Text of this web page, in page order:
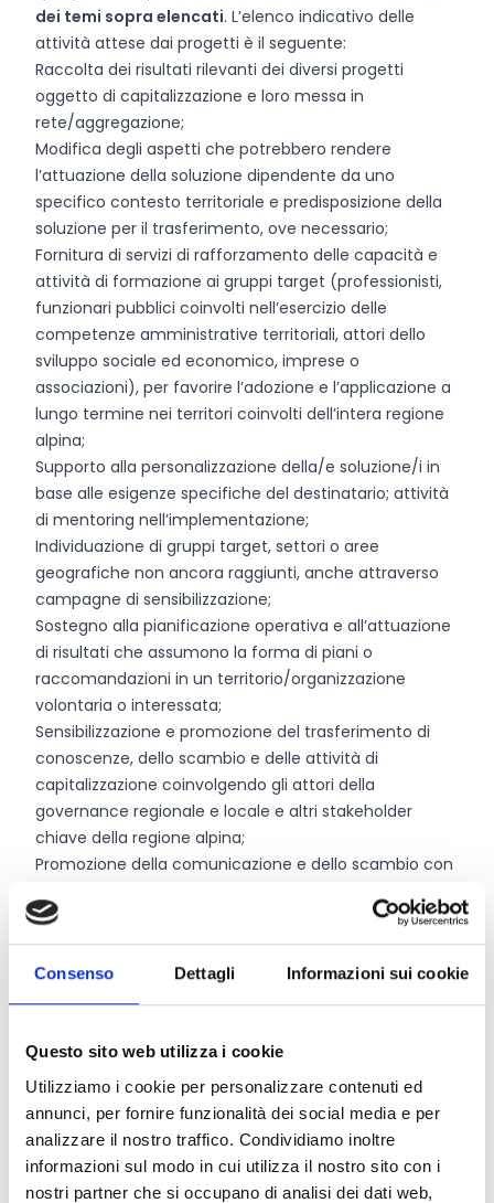
Consenso Dettagli Informazioni sui cookie
Questo sito web utilizza i cookie
Utilizziamo i cookie per personalizzare contenuti ed
annunci, per fornire funzionalità dei social media e per
analizzare il nostro traffico. Condividiamo inoltre
informazioni sul modo in cui utilizza il nostro sito con i
nostri partner che si occupano di analisi dei dati web,
dei temi sopra elencati. L’elenco indicativo delle
attività attese dai progetti è il seguente:
Raccolta dei risultati rilevanti dei diversi progetti
oggetto di capitalizzazione e loro messa in
rete/aggregazione;
Modifica degli aspetti che potrebbero rendere
l’attuazione della soluzione dipendente da uno
specifico contesto territoriale e predisposizione della
soluzione per il trasferimento, ove necessario;
Fornitura di servizi di rafforzamento delle capacità e
attività di formazione ai gruppi target (professionisti,
funzionari pubblici coinvolti nell’esercizio delle
competenze amministrative territoriali, attori dello
sviluppo sociale ed economico, imprese o
associazioni), per favorire l’adozione e l’applicazione a
lungo termine nei territori coinvolti dell’intera regione
alpina;
Supporto alla personalizzazione della/e soluzione/i in
base alle esigenze specifiche del destinatario; attività
di mentoring nell’implementazione;
Individuazione di gruppi target, settori o aree
geografiche non ancora raggiunti, anche attraverso
campagne di sensibilizzazione;
Sostegno alla pianificazione operativa e all’attuazione
di risultati che assumono la forma di piani o
raccomandazioni in un territorio/organizzazione
volontaria o interessata;
Sensibilizzazione e promozione del trasferimento di
conoscenze, dello scambio e delle attività di
capitalizzazione coinvolgendo gli attori della
governance regionale e locale e altri stakeholder
chiave della regione alpina;
Promozione della comunicazione e dello scambio con
della regione alpina, se pertinente per affinare o
rafforzare l’impatto delle soluzioni implementate.
I progetti presentati nell’ambito del bando dovranno
nell’attuale periodo di programmazione.
I progetti dovranno avere inizio a gennaio 2027 e
avere una durata di
24 mesi.
Chi può partecipare